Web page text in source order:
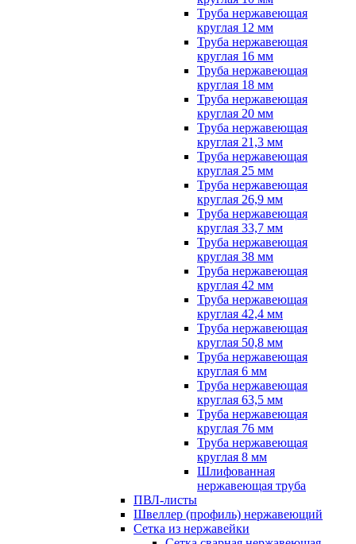
Труба нержавеющая
круглая 12 мм
Труба нержавеющая
круглая 16 мм
Труба нержавеющая
круглая 18 мм
Труба нержавеющая
круглая 20 мм
Труба нержавеющая
круглая 21,3 мм
Труба нержавеющая
круглая 25 мм
Труба нержавеющая
круглая 26,9 мм
Труба нержавеющая
круглая 33,7 мм
Труба нержавеющая
круглая 38 мм
Труба нержавеющая
круглая 42 мм
Труба нержавеющая
круглая 42,4 мм
Труба нержавеющая
круглая 50,8 мм
Труба нержавеющая
круглая 6 мм
Труба нержавеющая
круглая 63,5 мм
Труба нержавеющая
круглая 76 мм
Труба нержавеющая
круглая 8 мм
Шлифованная
нержавеющая труба
ПВЛ-листы
Швеллер (профиль) нержавеющий
Сетка из нержавейки